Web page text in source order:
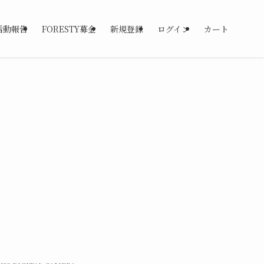
動報告 FORESTY募金 新規登録 ログイン カート